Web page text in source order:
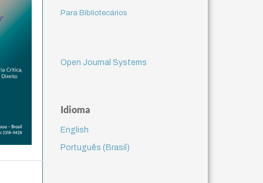
Para Bibliotecários
Open Journal Systems
Idioma
English
Português (Brasil)